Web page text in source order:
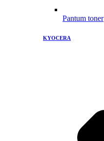
Pantum toner
KYOCERA